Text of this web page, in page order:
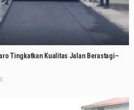
Tingkatkan Kualitas Jalan Berastagi–